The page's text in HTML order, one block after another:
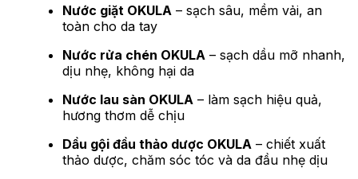
Nước giặt OKULA – sạch sâu, mềm vải, an
toàn cho da tay
Nước rửa chén OKULA – sạch dầu mỡ nhanh,
dịu nhẹ, không hại da
Nước lau sàn OKULA – làm sạch hiệu quả,
hương thơm dễ chịu
Dầu gội đầu thảo dược OKULA – chiết xuất
thảo dược, chăm sóc tóc và da đầu nhẹ dịu